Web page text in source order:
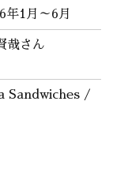
年1月～6月
哉さん
Sandwiches /